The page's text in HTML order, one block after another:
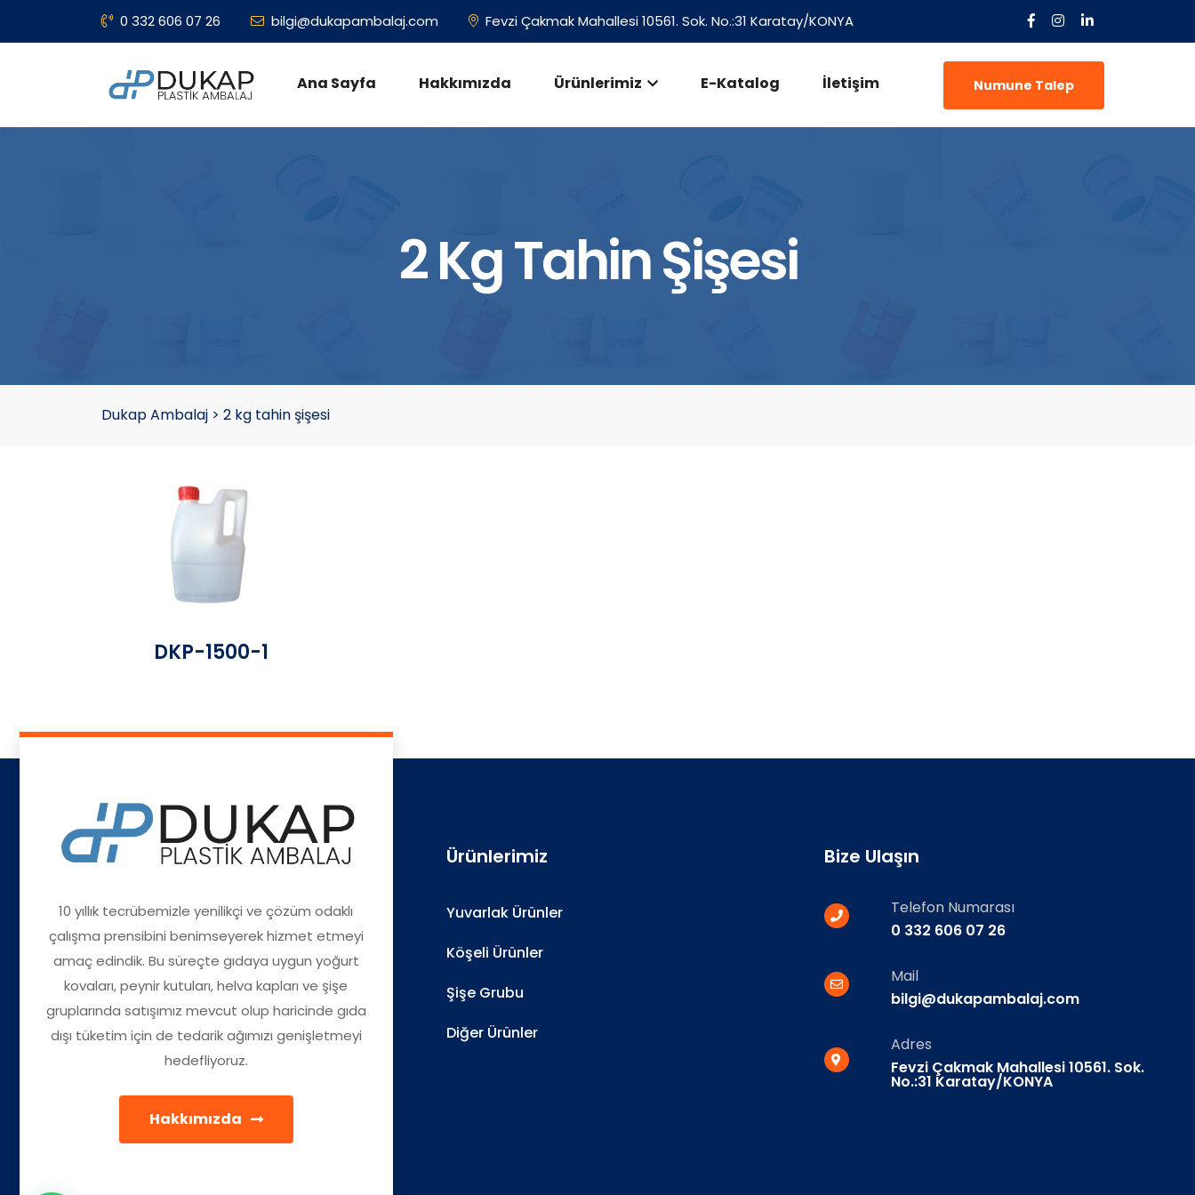
0 332 606 07 26 bilgi@dukapambalaj.com Fevzi Çakmak Mahallesi 10561. Sok. No.:31 Karatay/KONYA
Ana Sayfa Hakkımızda Ürünlerimiz E-Katalog İletişim Numune Talep
2 Kg Tahin Şişesi
Dukap Ambalaj > 2 kg tahin şişesi
DKP-1500-1
10 yıllık tecrübemizle yenilikçi ve çözüm odaklı
çalışma prensibini benimseyerek hizmet etmeyi
amaç edindik. Bu süreçte gıdaya uygun yoğurt
kovaları, peynir kutuları, helva kapları ve şişe
gruplarında satışımız mevcut olup haricinde gıda
dışı tüketim için de tedarik ağımızı genişletmeyi
hedefliyoruz.
Hakkımızda
Ürünlerimiz
Yuvarlak Ürünler
Köşeli Ürünler
Şişe Grubu
Diğer Ürünler
Bize Ulaşın
Telefon Numarası
0 332 606 07 26
Mail
bilgi@dukapambalaj.com
Adres
Fevzi Çakmak Mahallesi 10561. Sok.
No.:31 Karatay/KONYA